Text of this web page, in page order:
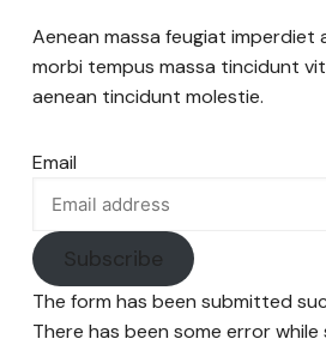
Aenean massa feugiat imperdiet
morbi tempus massa tincidunt
aenean tincidunt molestie.
Email
Subscribe
The form has been submitted
There has been some error